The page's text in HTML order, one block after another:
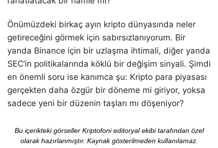
Önümüzdeki birkaç ayın kripto dünyasında neler
getireceğini görmek için sabırsızlanıyorum. Bir
yanda Binance için bir uzlaşma ihtimali, diğer yanda
SEC’in politikalarında köklü bir değişim sinyali. Şimdi
en önemli soru ise kanımca şu: Kripto para piyasası
gerçekten daha özgür bir döneme mi giriyor, yoksa
sadece yeni bir düzenin taşları mı döşeniyor?
Bu içerikteki görseller Kriptofoni editoryal ekibi tarafından özel
olarak hazırlanmıştır. Kaynak gösterilmeden kullanılamaz.